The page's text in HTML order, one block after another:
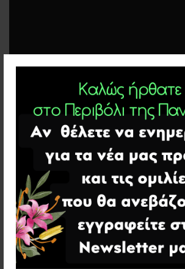
ONE THOUGHT ON “
ΜΟΝΑΧΙΚΉ ΖΩΉ”